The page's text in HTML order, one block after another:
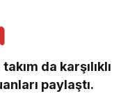
da karşılıklı
paylaştı.